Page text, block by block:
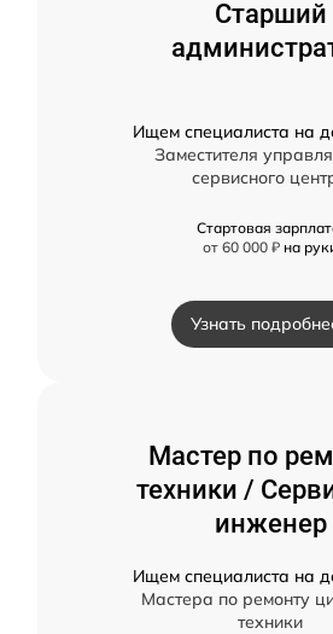
Старший
Ищем специалиста на
Заместителя
сервисного
Стартовая
от 60 000 ₽ на
Узнать
Мастер по
техники /
инженер
Ищем специалиста на
Мастера по ремонту
техники